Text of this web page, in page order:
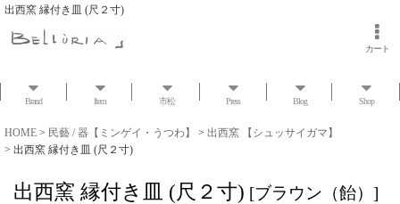
出西窯 縁付き皿 (尺２寸)
カート
Brand Item 市松 Press Blog Shop
HOME > 民藝 / 器【ミンゲイ・うつわ】 > 出西窯 【シュッサイガマ】
> 出西窯 縁付き皿 (尺２寸)
出西窯 縁付き皿 (尺２寸) [ブラウン（飴） ]